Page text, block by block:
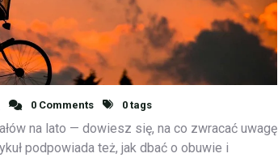
0 Comments 0 tags
na lato — dowiesz się, na co zwracać uwagę
podpowiada też, jak dbać o obuwie i